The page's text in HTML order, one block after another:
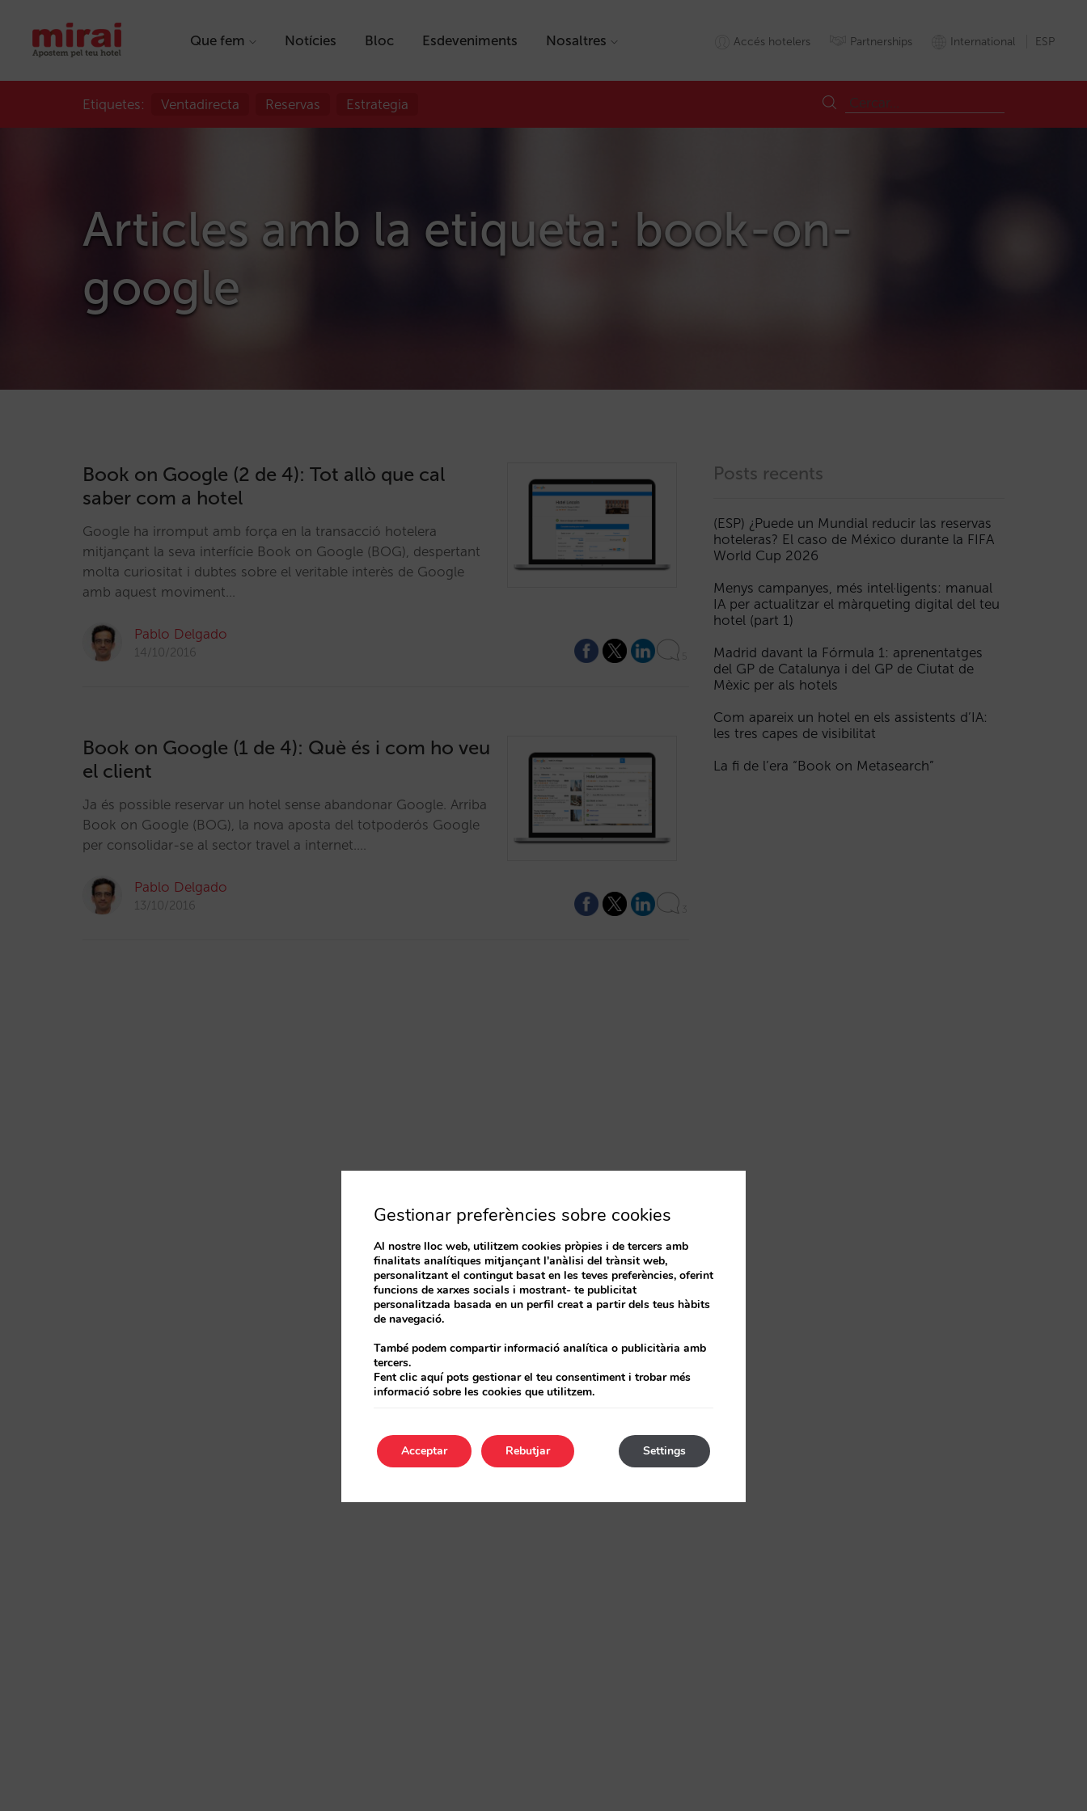
Que fem Notícies Bloc Esdeveniments Nosaltres Accés hotelers Partnerships International ESP
Etiquetes: Ventadirecta Reservas Estrategia
Articles amb la etiqueta: book-on-
google
Book on Google (2 de 4): Tot allò que cal
saber com a hotel
Google ha irromput amb força en la transacció hotelera
mitjançant la seva interfície Book on Google (BOG), despertant
molta curiositat i dubtes sobre el veritable interès de Google
amb aquest moviment…
Pablo Delgado
14/10/2016
Book on Google (1 de 4): Què és i com ho veu
el client
Ja és possible reservar un hotel sense abandonar Google. Arriba
Book on Google (BOG), la nova aposta del totpoderós Google
per consolidar-se al sector travel a internet.…
Pablo Delgado
13/10/2016
Posts recents
(ESP) ¿Puede un Mundial reducir las reservas
hoteleras? El caso de México durante la FIFA
World Cup 2026
Menys campanyes, més intel·ligents: manual
IA per actualitzar el màrqueting digital del teu
hotel (part 1)
Madrid davant la Fórmula 1: aprenentatges
del GP de Catalunya i del GP de Ciutat de
Mèxic per als hotels
Com apareix un hotel en els assistents d’IA:
les tres capes de visibilitat
La fi de l’era “Book on Metasearch”
Gestionar preferències sobre cookies
Al nostre lloc web, utilitzem cookies pròpies i de tercers amb
finalitats analítiques mitjançant l'anàlisi del trànsit web,
personalitzant el contingut basat en les teves preferències, oferint
funcions de xarxes socials i mostrant- te publicitat
personalitzada basada en un perfil creat a partir dels teus hàbits
de navegació.
També podem compartir informació analítica o publicitària amb
tercers.
Fent clic aquí pots gestionar el teu consentiment i trobar més
informació sobre les cookies que utilitzem.
Acceptar Settings
Rebutjar